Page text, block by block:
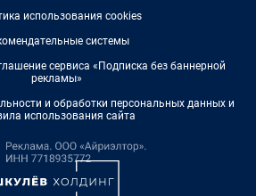
использования cookies
системы
сервиса «Подписка без баннерной
рекламы»
и обработки персональных данных и
использования сайта